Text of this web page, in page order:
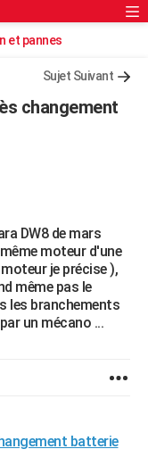
Rechercher
et pannes
Sujet Suivant
changement
DW8 de mars
moteur d'une
je précise ),
même pas le
les branchements
un mécano ...
batterie